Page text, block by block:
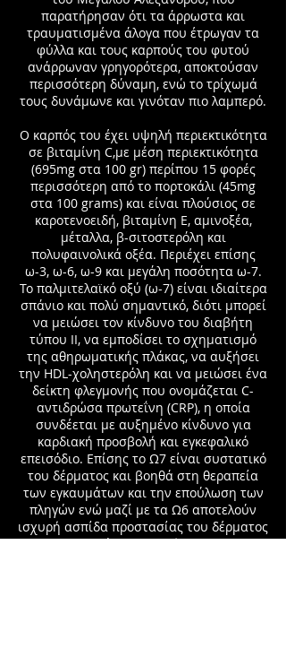
παρατήρησαν ότι τα άρρωστα και
τραυματισμένα άλογα που έτρωγαν τα
φύλλα και τους καρπούς του φυτού
ανάρρωναν γρηγορότερα, αποκτούσαν
περισσότερη δύναμη, ενώ το τρίχωμά
τους δυνάμωνε και γινόταν πιο λαμπερό.
Ο καρπός του έχει υψηλή περιεκτικότητα
σε βιταμίνη C,με μέση περιεκτικότητα
(695mg στα 100 gr) περίπου 15 φορές
περισσότερη από το πορτοκάλι (45mg
στα 100 grams) και είναι πλούσιος σε
καροτενοειδή, βιταμίνη E, αμινοξέα,
μέταλλα, β-σιτοστερόλη και
πολυφαινολικά οξέα. Περιέχει επίσης
ω-3, ω-6, ω-9 και μεγάλη ποσότητα ω-7.
Το παλμιτελαϊκό οξύ (ω-7) είναι ιδιαίτερα
σπάνιο και πολύ σημαντικό, διότι μπορεί
να μειώσει τον κίνδυνο του διαβήτη
τύπου II, να εμποδίσει το σχηματισμό
της αθηρωματικής πλάκας, να αυξήσει
την HDL-χοληστερόλη και να μειώσει ένα
δείκτη φλεγμονής που ονομάζεται C-
αντιδρώσα πρωτεΐνη (CRP), η οποία
συνδέεται με αυξημένο κίνδυνο για
καρδιακή προσβολή και εγκεφαλικό
επεισόδιο. Επίσης το Ω7 είναι συστατικό
του δέρματος και βοηθά στη θεραπεία
των εγκαυμάτων και την επούλωση των
πληγών ενώ μαζί με τα Ω6 αποτελούν
ισχυρή ασπίδα προστασίας του δέρματος
και μπορούν να βοηθήσουν στην